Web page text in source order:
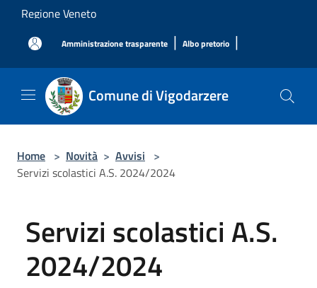
Salta al contenuto principale
Regione Veneto
Amministrazione trasparente | Albo pretorio |
Comune di Vigodarzere
Home > Novità > Avvisi >
Servizi scolastici A.S. 2024/2024
Servizi scolastici A.S.
2024/2024